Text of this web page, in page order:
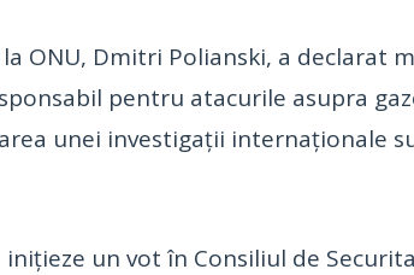
ONU, Dmitri Polianski, a declarat
pentru atacurile asupra
unei investigaţii internaţionale
un vot în Consiliul de